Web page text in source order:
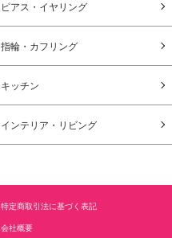
ピアス・イヤリング
指輪・カフリング
キッチン
インテリア・リビング
特定商取引法に基づく表記
会社概要